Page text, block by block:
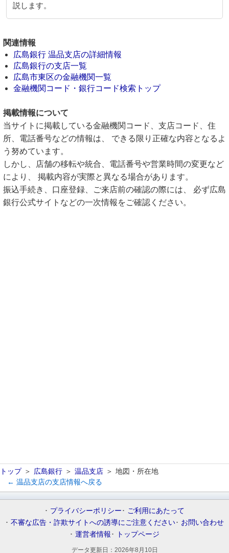
説します。
関連情報
広島銀行 温品支店の詳細情報
広島銀行の支店一覧
広島市東区の金融機関一覧
金融機関コード・銀行コード検索トップ
掲載情報について
当サイトに掲載している金融機関コード、支店コード、住
所、電話番号などの情報は、 できる限り正確な内容となるよ
う努めています。
しかし、店舗の移転や統合、電話番号や営業時間の変更など
により、 掲載内容が実際と異なる場合があります。
振込手続き、口座登録、ご来店前の確認の際には、 必ず広島
銀行公式サイトなどの一次情報をご確認ください。
トップ 広島銀行 温品支店
地図・所在地
← 温品支店の支店情報へ戻る
プライバシーポリシー
ご利用にあたって
不審な広告・詐欺サイトへの誘導にご注意ください
お問い合わせ
運営者情報
トップページ
データ更新日： 2026年8月10日